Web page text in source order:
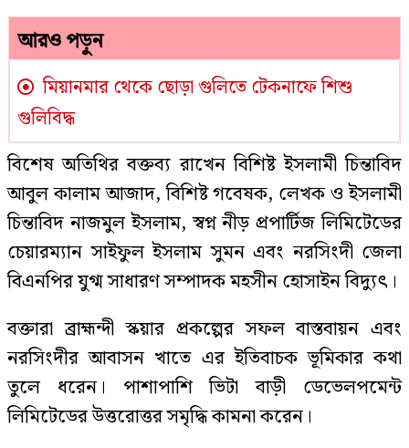
আরও পড়ুন
মিয়ানমার থেকে ছোড়া গুলিতে টেকনাফে শিশু
গুলিবিদ্ধ
বিশেষ অতিথির বক্তব্য রাখেন বিশিষ্ট ইসলামী চিন্তাবিদ
আবুল কালাম আজাদ, বিশিষ্ট গবেষক, লেখক ও ইসলামী
চিন্তাবিদ নাজমুল ইসলাম, স্বপ্ন নীড় প্রপার্টিজ লিমিটেডের
চেয়ারম্যান সাইফুল ইসলাম সুমন এবং নরসিংদী জেলা
বিএনপির যুগ্ম সাধারণ সম্পাদক মহসীন হোসাইন বিদ্যুৎ।
বক্তারা ব্রাহ্মন্দী স্কয়ার প্রকল্পের সফল বাস্তবায়ন এবং
নরসিংদীর আবাসন খাতে এর ইতিবাচক ভূমিকার কথা
তুলে ধরেন। পাশাপাশি ভিটা বাড়ী ডেভেলপমেন্ট
লিমিটেডের উত্তরোত্তর সমৃদ্ধি কামনা করেন।